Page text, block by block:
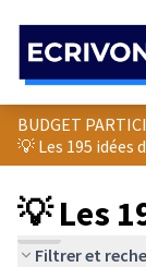
BUDGET
💡 Les 195 idées
💡 Les
Filtrer et